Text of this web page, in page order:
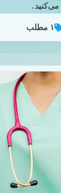
۱ مطلب